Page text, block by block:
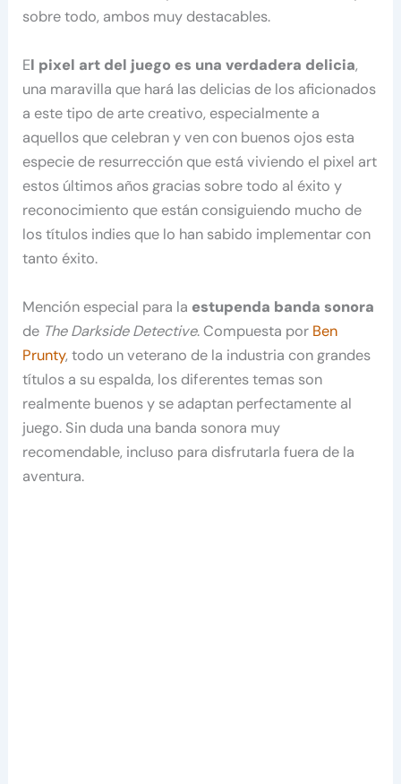
sobre todo, ambos muy destacables.
El pixel art del juego es una verdadera delicia,
una maravilla que hará las delicias de los aficionados
a este tipo de arte creativo, especialmente a
aquellos que celebran y ven con buenos ojos esta
especie de resurrección que está viviendo el pixel art
estos últimos años gracias sobre todo al éxito y
reconocimiento que están consiguiendo mucho de
los títulos indies que lo han sabido implementar con
tanto éxito.
Mención especial para la estupenda banda sonora
de The Darkside Detective. Compuesta por Ben
Prunty, todo un veterano de la industria con grandes
títulos a su espalda, los diferentes temas son
realmente buenos y se adaptan perfectamente al
juego. Sin duda una banda sonora muy
recomendable, incluso para disfrutarla fuera de la
aventura.